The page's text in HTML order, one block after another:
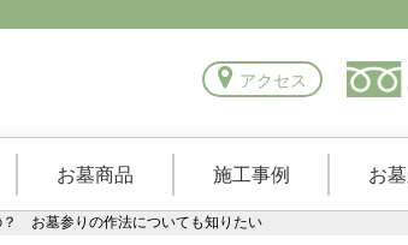
アクセス
お墓商品 施工事例 お
？ お墓参りの作法についても知りたい